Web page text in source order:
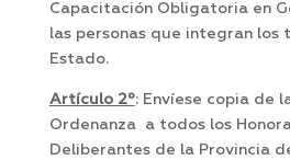
Capacitación Obligatoria en
las personas que integran los
Estado.
Artículo 2º: Envíese copia de
Ordenanza a todos los
Deliberantes de la Provincia